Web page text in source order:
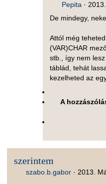
Pepita ·
De mindegy,
Attól még
(VAR)CHAR
stb., így nem
táblád, tehát
kezelheted az
A
szerintem
szabo.b.gabor · 2013.